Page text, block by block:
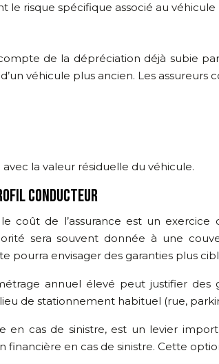
risque spécifique associé au véhicule
de la dépréciation déjà subie
véhicule plus ancien. Les assureurs
la valeur résiduelle du véhicule.
CONDUCTEUR
coût de l’assurance est un
sera souvent donnée à une
envisager des garanties plus
annuel élevé peut justifier des
de stationnement habituel (rue,
en cas de sinistre, est un levier
en cas de sinistre. Cette